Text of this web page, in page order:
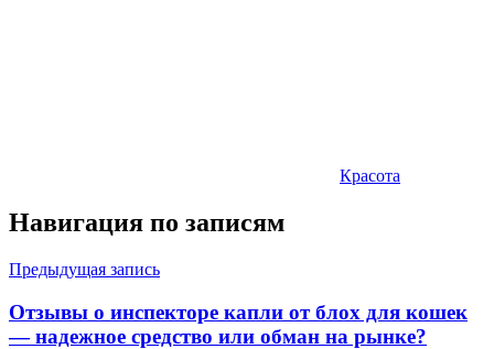
Красота
Навигация по записям
Предыдущая запись
Отзывы о инспекторе капли от блох для кошек
— надежное средство или обман на рынке?